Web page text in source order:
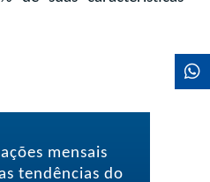
mensais
tendências do